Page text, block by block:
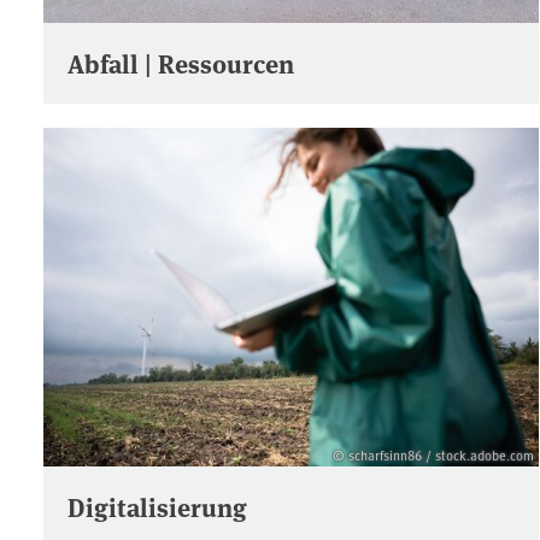
Abfall | Ressourcen
© scharfsinn86 / stock.adobe.com
Digitalisierung